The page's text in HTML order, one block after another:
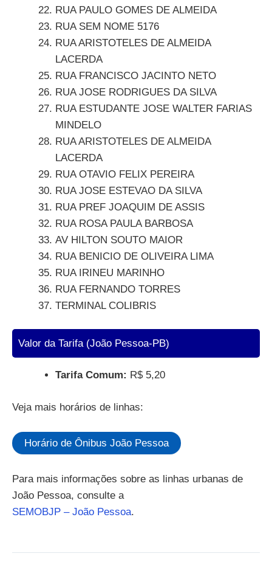
RUA PAULO GOMES DE ALMEIDA
RUA SEM NOME 5176
RUA ARISTOTELES DE ALMEIDA
LACERDA
RUA FRANCISCO JACINTO NETO
RUA JOSE RODRIGUES DA SILVA
RUA ESTUDANTE JOSE WALTER FARIAS
MINDELO
RUA ARISTOTELES DE ALMEIDA
LACERDA
RUA OTAVIO FELIX PEREIRA
RUA JOSE ESTEVAO DA SILVA
RUA PREF JOAQUIM DE ASSIS
RUA ROSA PAULA BARBOSA
AV HILTON SOUTO MAIOR
RUA BENICIO DE OLIVEIRA LIMA
RUA IRINEU MARINHO
RUA FERNANDO TORRES
TERMINAL COLIBRIS
Valor da Tarifa (João Pessoa-PB)
Tarifa Comum: R$ 5,20
Veja mais horários de linhas:
Horário de Ônibus João Pessoa
Para mais informações sobre as linhas urbanas de
João Pessoa, consulte a
SEMOBJP – João Pessoa.